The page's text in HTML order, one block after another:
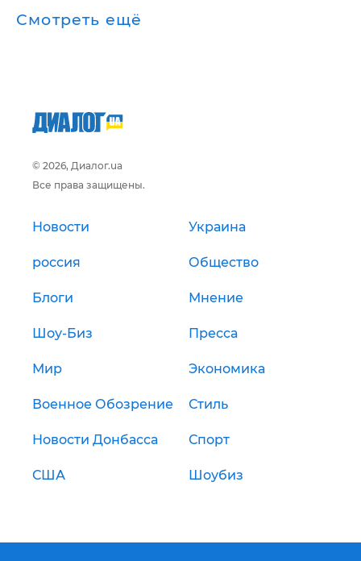
Смотреть ещё
© 2026, Диалог.ua
Все права защищены.
Новости Украина
россия Общество
Блоги Мнение
Шоу-Биз Пресса
Мир Экономика
Военное Обозрение Стиль
Новости Донбасса Спорт
США Шоубиз